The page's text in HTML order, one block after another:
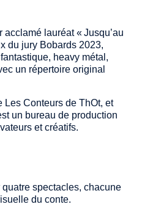
acclamé lauréat « Jusqu’au
du jury Bobards 2023,
heavy métal,
un répertoire original
Les Conteurs de ThOt, et
un bureau de production
et créatifs.
spectacles, chacune
du conte.